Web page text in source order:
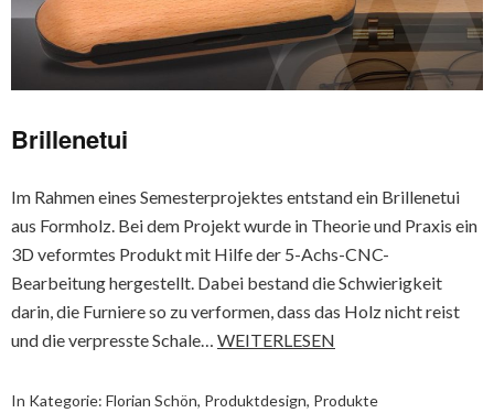
Brillenetui
Im Rahmen eines Semesterprojektes entstand ein Brillenetui
aus Formholz. Bei dem Projekt wurde in Theorie und Praxis ein
3D veformtes Produkt mit Hilfe der 5-Achs-CNC-
Bearbeitung hergestellt. Dabei bestand die Schwierigkeit
darin, die Furniere so zu verformen, dass das Holz nicht reist
und die verpresste Schale… WEITERLESEN
In Kategorie: Florian Schön, Produktdesign, Produkte